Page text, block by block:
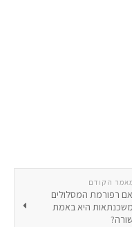
הקודם
רפורמת המסלולים
היא באמת